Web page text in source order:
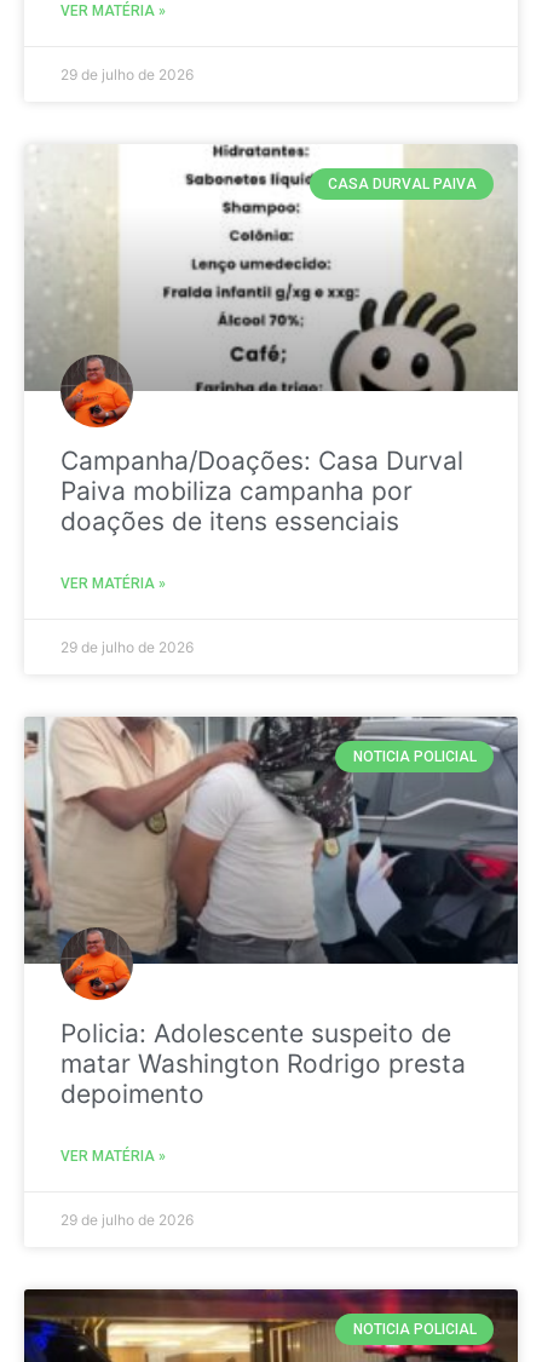
VER MATÉRIA »
29 de julho de 2026
CASA DURVAL PAIVA
Campanha/Doações: Casa Durval
Paiva mobiliza campanha por
doações de itens essenciais
VER MATÉRIA »
29 de julho de 2026
NOTICIA POLICIAL
Policia: Adolescente suspeito de
matar Washington Rodrigo presta
depoimento
VER MATÉRIA »
29 de julho de 2026
NOTICIA POLICIAL